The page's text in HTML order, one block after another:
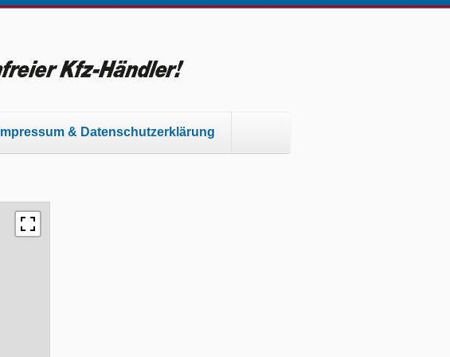
Impressum & Datenschutzerklärung